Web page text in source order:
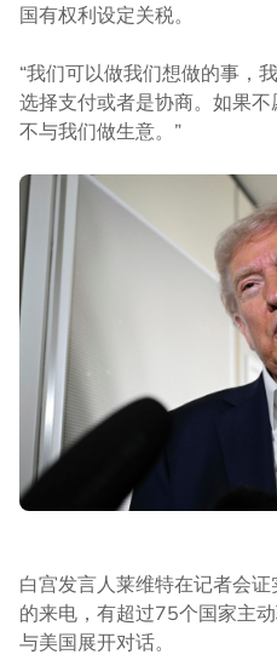
国有权利设定关税。
“我们可以做我们想做的事，
选择支付或者是协商。如果不
不与我们做生意。”
白宫发言人莱维特在记者会
的来电，有超过75个国家主
与美国展开对话。